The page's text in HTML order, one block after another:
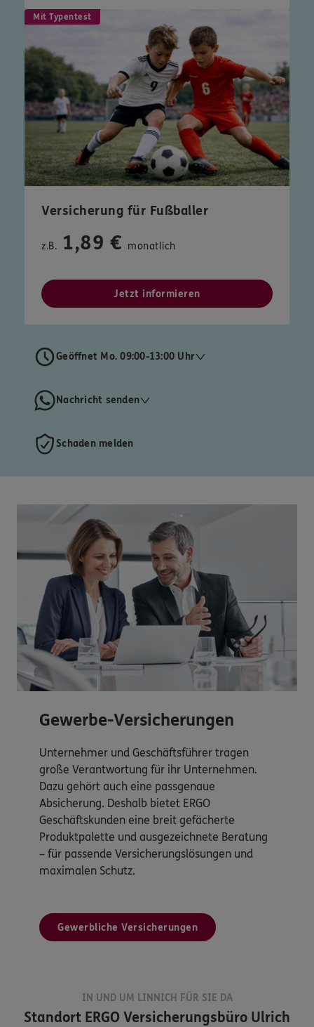
Mit Typentest
Versicherung für Fußballer
z.B. 1,89 € monatlich
Jetzt informieren
Geöffnet Mo. 09:00-13:00 Uhr
Nachricht senden
Schaden melden
Gewerbe-Versicherungen
Unternehmer und Geschäftsführer tragen
große Verantwortung für ihr Unternehmen.
Dazu gehört auch eine passgenaue
Absicherung. Deshalb bietet ERGO
Geschäftskunden eine breit gefächerte
Produktpalette und ausgezeichnete Beratung
– für passende Versicherungslösungen und
maximalen Schutz.
Gewerbliche Versicherungen
IN UND UM LINNICH FÜR SIE DA
Standort ERGO Versicherungsbüro Ulrich